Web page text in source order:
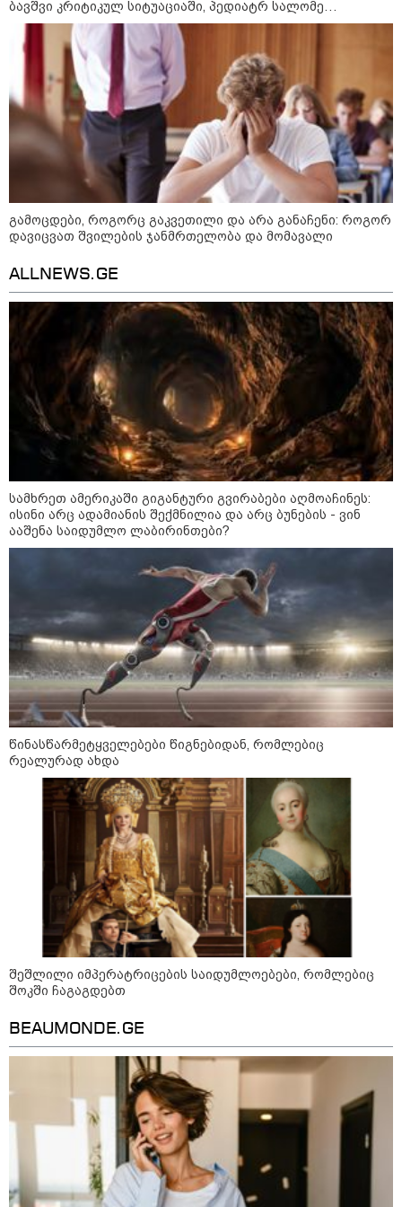
18 წელი აგვისტოს ომიდან - ტრაგიკული
მოვლენების ქრონოლოგია, რომელიც
შესაძლოა, აღარ გვახსოვს
22:28 / 07-08-2026
სად იზღუდება მოძრაობა -
თბილისის მერია ინფორმაციას
ავრცელებს
21:30 / 07-08-2026
თბილისში, ლოზუნგით
„გვახსოვს გმირები, გვახსოვს
მტერი” მსვლელობა
მიმდინარეობს
20:58 / 07-08-2026
"იპოვონ ერთი გოგონა, ვისაც
გიგა სექსუალურად ავიწროებდა
- თუ გამოჩნდება ასეთი
გოგონა, 10 000 ლარს
ოფიციალურად, სახალხოდ
გადავცემ" - გიგა ავალიანის
დედა განცხადებას ავრცელებს
"ვიდეოს ნახვა ჩემთვის იყო
სიკვდილი - ისეთი ხმა აქვს,
თითქოს ეხვეწება, ცუდად არის"
- 12 წლის წინ გაუჩინარებული
ბიჭის დედა გავრცელებულ
ვიდეოზე პირველ კომენტარს
აკეთებს
კატეგორიის ყველა სიახლე
პასუხი გიორგი ბარამიძის
სკანდალურ განცხადებაზე -
"ყველაფერი დეტალურად ვიცი...
კამანში მოკლული ქართველები მე
გადმოვასვენე... ბარამიძე კი
ტყუის"
აგვისტოს ომში, გორში
საბრძოლო ნათლობა მიღებული
რუსული „ისკანდერი“ დღეს კიევის
მთავარ კოშმარად იქცა
ბავშვი კრიტიკულ სიტუაციაში, პედიატრ სალომე
ახვლედიანის რჩევები
გამოცდები, როგორც გაკვეთილი და არა განაჩენი: როგორ
დავიცვათ შვილების ჯანმრთელობა და მომავალი
ALLNEWS.GE
სამხრეთ ამერიკაში გიგანტური გვირაბები აღმოაჩინეს:
ისინი არც ადამიანის შექმნილია და არც ბუნების - ვინ
ააშენა საიდუმლო ლაბირინთები?
წინასწარმეტყველებები წიგნებიდან, რომლებიც
რეალურად ახდა
შეშლილი იმპერატრიცების საიდუმლოებები, რომლებიც
შოკში ჩაგაგდებთ
BEAUMONDE.GE